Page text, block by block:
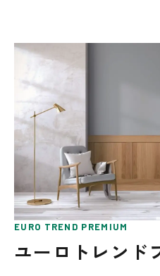
EURO TREND PREMIUM
ユーロトレンド